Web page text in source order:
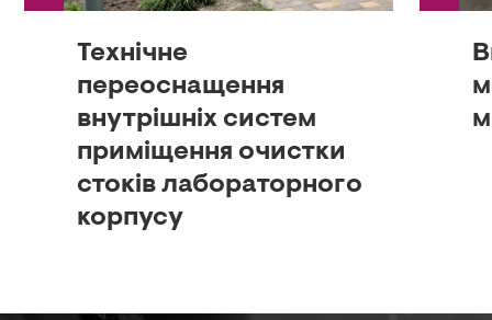
Технічне
переоснащення
внутрішніх систем
приміщення очистки
стоків лабораторного
корпусу